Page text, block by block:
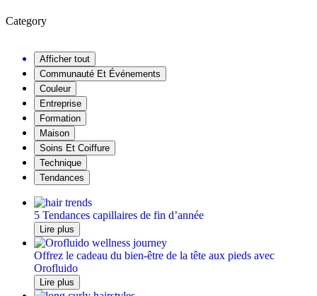
Category
Afficher tout
Communauté Et Événements
Couleur
Entreprise
Formation
Maison
Soins Et Coiffure
Technique
Tendances
5 Tendances capillaires de fin d’année
Lire plus
Offrez le cadeau du bien-être de la tête aux pieds avec
Orofluido
Lire plus